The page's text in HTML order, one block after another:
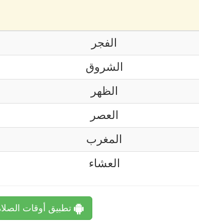
الفجر
الشروق
الظهر
العصر
المغرب
العشاء
تطبيق أوقات